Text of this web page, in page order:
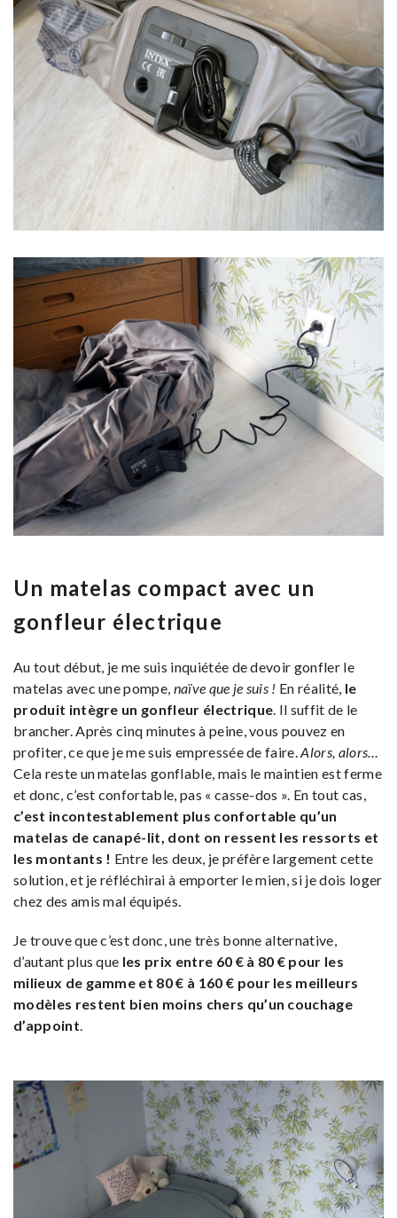
Un matelas compact avec un
gonfleur électrique
Au tout début, je me suis inquiétée de devoir gonfler le
matelas avec une pompe, naïve que je suis ! En réalité, le
produit intègre un gonfleur électrique. Il suffit de le
brancher. Après cinq minutes à peine, vous pouvez en
profiter, ce que je me suis empressée de faire.Alors, alors…
Cela reste un matelas gonflable, mais le maintien est ferme
et donc, c’est confortable, pas « casse-dos ». En tout cas,
c’est incontestablement plus confortable qu’un
matelas de canapé-lit, dont on ressent les ressorts et
les montants ! Entre les deux, je préfère largement cette
solution, et je réfléchirai à emporter le mien, si je dois loger
chez des amis mal équipés.
Je trouve que c’est donc, une très bonne alternative,
d’autant plus que les prix entre 60 € à 80 € pour les
milieux de gamme et 80 € à 160 € pour les meilleurs
modèles restent bien moins chers qu’un couchage
d’appoint.